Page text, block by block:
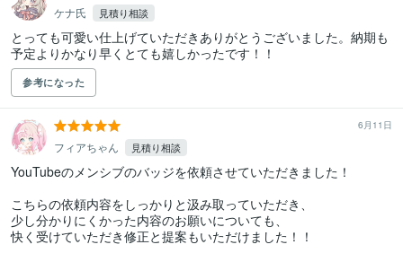
ケナ氏 見積り相談
とっても可愛い仕上げていただきありがとうございました。納期も
予定よりかなり早くとても嬉しかったです！！
参考になった
6月11日
フィアちゃん 見積り相談
YouTubeのメンシブのバッジを依頼させていただきました！
こちらの依頼内容をしっかりと汲み取っていただき、
少し分かりにくかった内容のお願いについても、
快く受けていただき修正と提案もいただけました！！